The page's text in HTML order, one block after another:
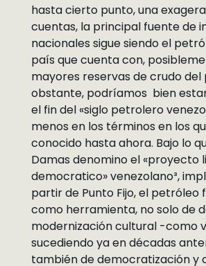
hasta cierto punto, una
cuentas, la principal fuente de
nacionales sigue siendo el
país que cuenta con,
mayores reservas de crudo del
obstante, podríamos bien
el fin del «siglo petrolero
menos en los términos en los
conocido hasta ahora. Bajo lo
Damas denomino el «proyecto
democratico» venezolano³,
partir de Punto Fijo, el petróleo
como herramienta, no solo de
modernización cultural -como
sucediendo ya en décadas
también de democratización y